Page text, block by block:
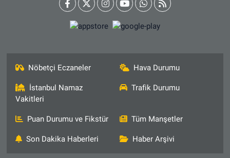
Nöbetçi Eczaneler Hava Durumu
İstanbul Namaz
Vakitleri
Trafik Durumu
Puan Durumu ve Fikstür Tüm Manşetler
Son Dakika Haberleri Haber Arşivi